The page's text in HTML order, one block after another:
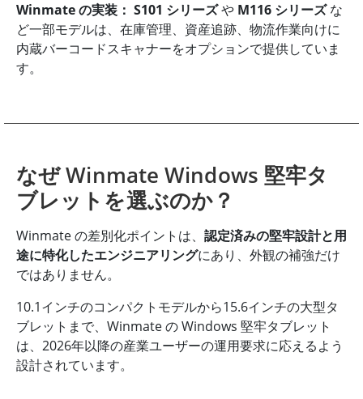
Winmate の実装： S101 シリーズや M116 シリーズな
ど一部モデルは、在庫管理、資産追跡、物流作業向けに
内蔵バーコードスキャナーをオプションで提供していま
す。
なぜ Winmate Windows 堅牢タ
ブレットを選ぶのか？
Winmate の差別化ポイントは、 認定済みの堅牢設計と用
途に特化したエンジニアリングにあり、外観の補強だけ
ではありません。
10.1インチのコンパクトモデルから15.6インチの大型タ
ブレットまで、Winmate の Windows 堅牢タブレット
は、2026年以降の産業ユーザーの運用要求に応えるよう
設計されています。